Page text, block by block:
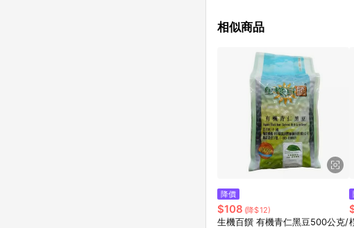
相似商品
降價
$108 (降$12)
生機百饌 有機青仁黑豆500公克/